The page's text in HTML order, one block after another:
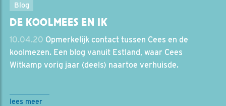
Blog
DE KOOLMEES EN IK
10.04.20 Opmerkelijk contact tussen Cees en de
koolmezen. Een blog vanuit Estland, waar Cees
Witkamp vorig jaar (deels) naartoe verhuisde.
lees meer